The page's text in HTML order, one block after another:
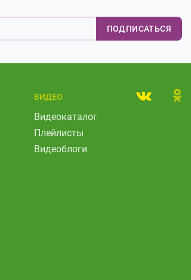
ПОДПИСАТЬСЯ
ВИДЕО
Видеокаталог
Плейлисты
Видеоблоги